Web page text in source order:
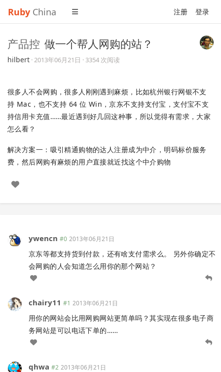
Ruby China 注册 登录
产品控 做一个帮人网购的站？
hilbert ·2013年06月21日 · 3354 次阅读
很多人不会网购，很多人刚刚遇到麻烦，比如杭州银行网银不支
持 Mac，也不支持 64 位 Win，京东不支持支付宝，支付宝不支
持信用卡充值……最近遇到好几回这种事，所以觉得有需求，大家
怎么看？
解决方案一：吸引精通购物的达人注册成为中介，明码标价服务
费，然后网购有麻烦的用户直接就近找这个中介购物
ywencn #0 2013年06月21日
京东等都支持货到付款，还有啥支付需求么。 另外你确定不
会网购的人会知道怎么用你的那个网站？
chairy11 #1 2013年06月21日
用你的网站会比用网购网站更简单吗？其实现在很多电子商
务网站是可以电话下单的……
qhwa #2 2013年06月21日